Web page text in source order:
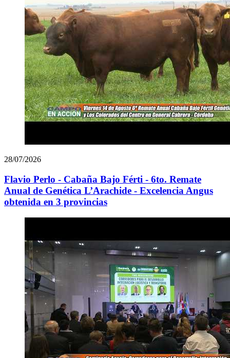
28/07/2026
Flavio Perlo - Cabaña Bajo Férti - 6to. Remate
Anual de Genética L’Arachide - Excelencia Angus
obtenida en 3 provincias